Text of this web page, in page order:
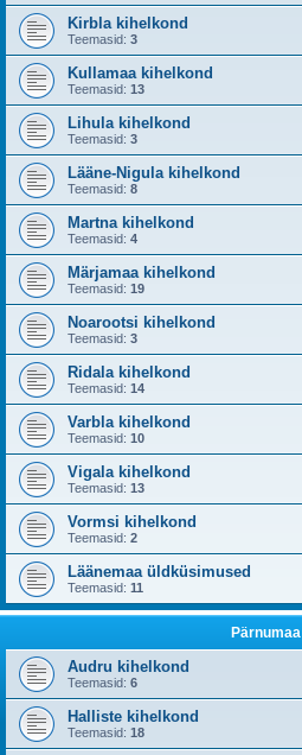
Kirbla kihelkond
Teemasid: 3
Kullamaa kihelkond
Teemasid: 13
Lihula kihelkond
Teemasid: 3
Lääne-Nigula kihelkond
Teemasid: 8
Martna kihelkond
Teemasid: 4
Märjamaa kihelkond
Teemasid: 19
Noarootsi kihelkond
Teemasid: 3
Ridala kihelkond
Teemasid: 14
Varbla kihelkond
Teemasid: 10
Vigala kihelkond
Teemasid: 13
Vormsi kihelkond
Teemasid: 2
Läänemaa üldküsimused
Teemasid: 11
Pärnumaa
Audru kihelkond
Teemasid: 6
Halliste kihelkond
Teemasid: 18